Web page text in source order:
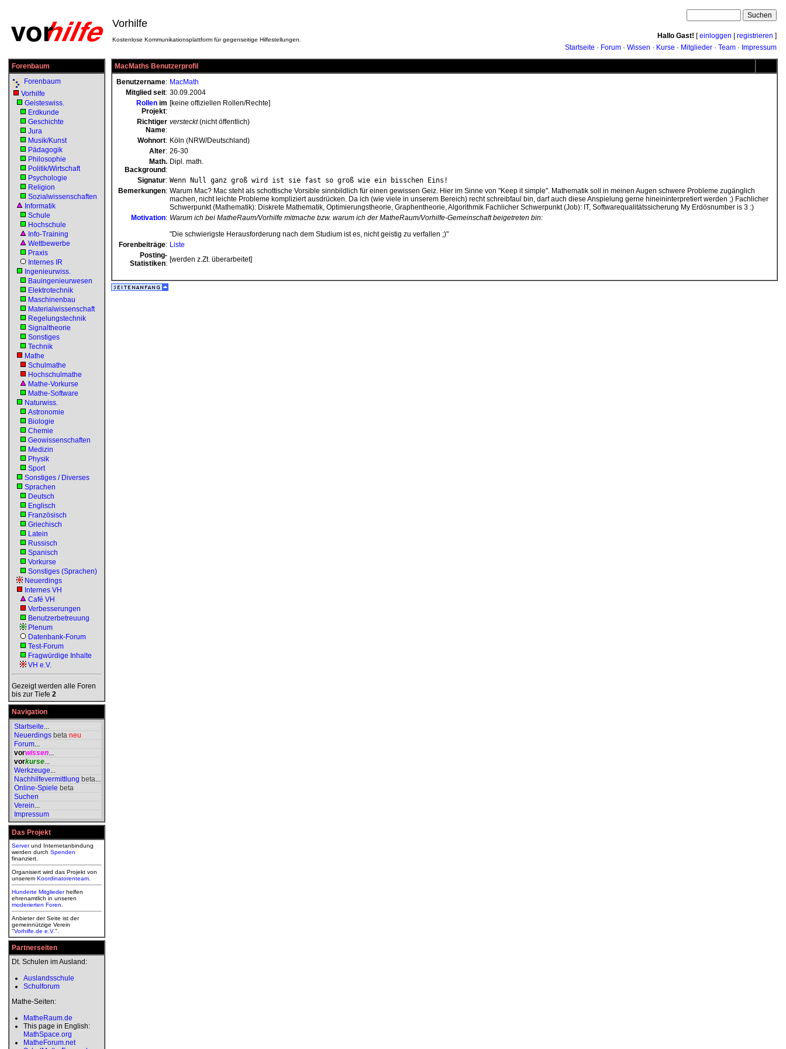
Vorhilfe
Kostenlose Kommunikationsplattform für gegenseitige Hilfestellungen. Hallo Gast! [einloggen registrieren ]
Startseite · Forum · Wissen · Kurse · Mitglieder · Team · Impressum
Forenbaum
Forenbaum
Vorhilfe
Geisteswiss.
Erdkunde
Geschichte
Jura
Musik/Kunst
Pädagogik
Philosophie
Politik/Wirtschaft
Psychologie
Religion
Sozialwissenschaften
Informatik
Schule
Hochschule
Info-Training
Wettbewerbe
Praxis
Internes IR
Ingenieurwiss.
Bauingenieurwesen
Elektrotechnik
Maschinenbau
Materialwissenschaft
Regelungstechnik
Signaltheorie
Sonstiges
Technik
Mathe
Schulmathe
Hochschulmathe
Mathe-Vorkurse
Mathe-Software
Naturwiss.
Astronomie
Biologie
Chemie
Geowissenschaften
Medizin
Physik
Sport
Sonstiges / Diverses
Sprachen
Deutsch
Englisch
Französisch
Griechisch
Latein
Russisch
Spanisch
Vorkurse
Sonstiges (Sprachen)
Neuerdings
Internes VH
Café VH
Verbesserungen
Benutzerbetreuung
Plenum
Datenbank-Forum
Test-Forum
Fragwürdige Inhalte
VH e.V.
Gezeigt werden alle Foren
bis zur Tiefe 2
Navigation
Startseite...
Neuerdings beta neu
Forum...
vorwissen...
vorkurse...
Werkzeuge...
Nachhilfevermittlung beta...
Online-Spiele beta
Suchen
Verein...
Impressum
Das Projekt
Serverund Internetanbindung
werden durch Spenden
finanziert.
Organisiert wird das Projekt von
unserem Koordinatorenteam
Hunderte Mitgliederhelfen
ehrenamtlich in unseren
moderierten Foren
Anbieter der Seite ist der
gemeinnützige Verein
"Vorhilfe.de e.V.".
Partnerseiten
Dt. Schulen im Ausland:
Auslandsschule
Schulforum
Mathe-Seiten:
MatheRaum.de
This page in English:
MathSpace.org
MatheForum.net
MacMaths Benutzerprofil
Benutzername: MacMath
Mitglied seit: 30.09.2004
Rollen im
Projekt:
[keine offiziellen Rollen/Rechte]
Richtiger
Name:
versteckt(nicht öffentlich)
Wohnort: Köln (NRW/Deutschland)
Alter: 26-30
Math.
Background :
Dipl. math.
Signatur: Wenn Null ganz groß wird ist sie fast so groß wie ein bisschen Eins!
Bemerkungen: Warum Mac? Mac steht als schottische Vorsible sinnbildlich für einen gewissen Geiz. Hier im Sinne von "Keep it simple". Mathematik soll in meinen Augen schwere Probleme zugänglich
machen, nicht leichte Probleme kompliziert ausdrücken. Da ich (wie viele in unserem Bereich) recht schreibfaul bin, darf auch diese Anspielung gerne hineininterpretiert werden ;) Fachlicher
Schwerpunkt (Mathematik): Diskrete Mathematik, Optimierungstheorie, Graphentheorie, Algorithmik Fachlicher Schwerpunkt (Job): IT, Softwarequalitätssicherung My Erdösnumber is 3 :)
Motivation: Warum ich bei MatheRaum/Vorhilfe mitmache bzw. warum ich der MatheRaum/Vorhilfe-Gemeinschaft beigetreten bin:
"Die schwierigste Herausforderung nach dem Studium ist es, nicht geistig zu verfallen ;)"
Forenbeiträge: Liste
Posting-
Statistiken: [werden z.Zt. überarbeitet]